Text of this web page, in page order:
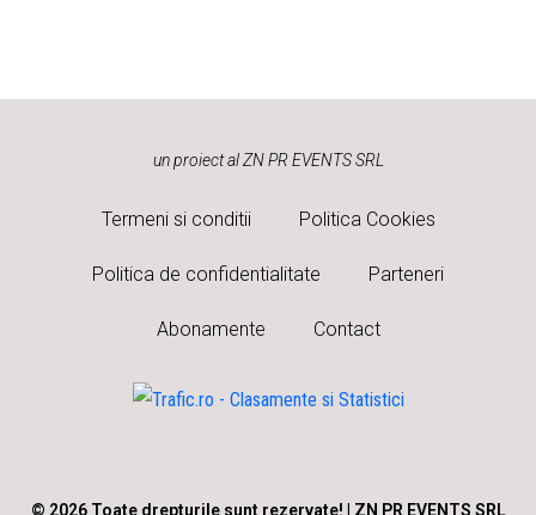
un proiect al ZN PR EVENTS SRL
Termeni si conditii Politica Cookies
Politica de confidentialitate Parteneri
Abonamente Contact
© 2026 Toate drepturile sunt rezervate! | ZN PR EVENTS SRL